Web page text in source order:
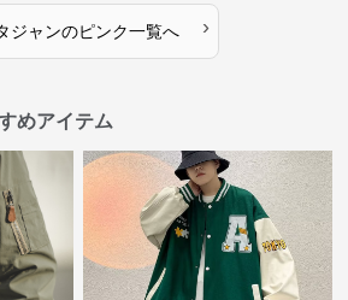
ジャンのピンク一覧へ ›
めアイテム